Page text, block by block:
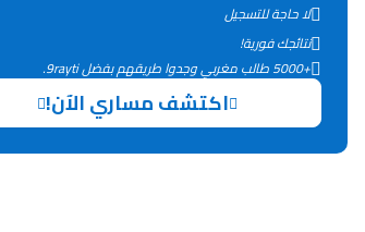
لا حاجة للتسجيل
نتائجك فورية!
+5000 طالب مغربي وجدوا طريقهم بفضل 9rayti.
اكتشف مساري الآن!